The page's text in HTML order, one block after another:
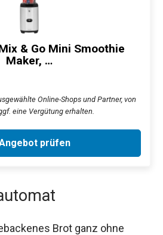
& Go Mini Smoothie
Maker, …
Online-Shops und Partner, von
eine Vergütung erhalten.
prüfen
Brot ganz ohne